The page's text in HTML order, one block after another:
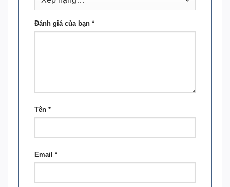
Đánh giá của bạn *
Tên *
Email *